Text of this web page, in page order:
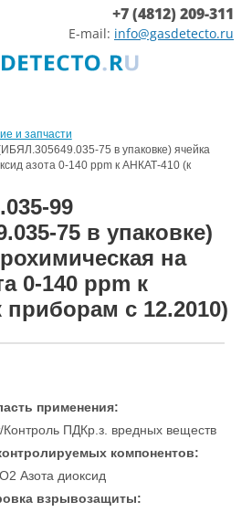
+7 (4812) 209-311
E-mail: info@gasdetecto.ru
и запчасти
75 в упаковке) ячейка
азота 0-140 ppm к АНКАТ-410 (к
99
75 в упаковке)
на
0-140 ppm к
с 12.2010)
применения:
Контроль ПДКр.з. вредных веществ
компонентов:
Азота диоксид
взрывозащиты: